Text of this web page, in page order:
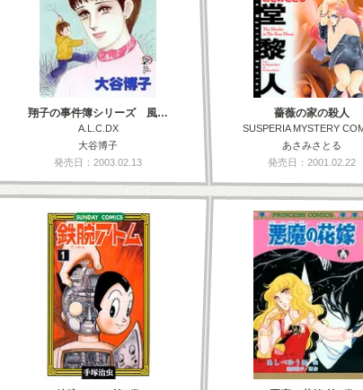
翔子の事件簿シリーズ 風…
A.L.C.DX
大谷博子
発売日：2003.02.13
薔薇の家の殺人
SUSPERIA MYSTERY
あさみさとる
発売日：2001.02.22